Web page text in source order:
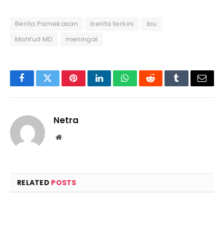
Berita Pamekasan berita terkini
ibu
Mahfud MD
meningal
FacebookTwitterPinterestLinkedInWhatsAppRedditTumblrEmail
Netra
Website
RELATED POSTS